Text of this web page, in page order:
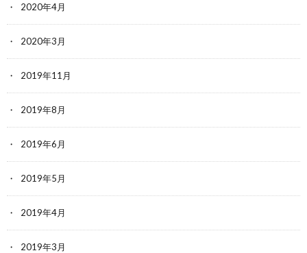
2020年4月
2020年3月
2019年11月
2019年8月
2019年6月
2019年5月
2019年4月
2019年3月